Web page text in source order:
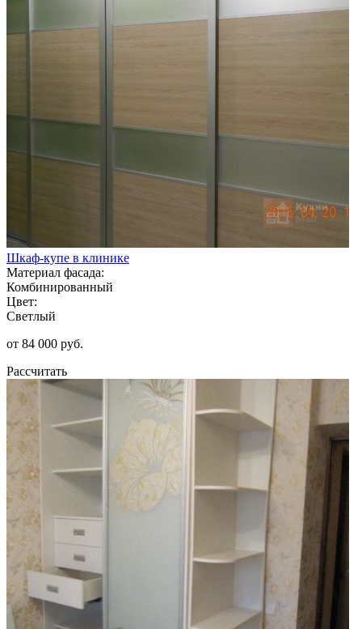
Шкаф-купе в клинике
Материал фасада:
Комбинированный
Цвет:
Светлый
от 84 000 руб.
Рассчитать